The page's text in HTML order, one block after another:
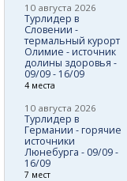
10 августа 2026
Турлидер в
Словении -
термальный курорт
Олимие - источник
долины здоровья -
09/09 - 16/09
4 места
10 августа 2026
Турлидер в
Германии - горячие
источники
Люнебурга - 09/09 -
16/09
7 мест